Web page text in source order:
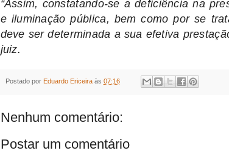
“Assim, constatando-se a deficiência na
e iluminação pública, bem como por se
deve ser determinada a sua efetiva
juiz.
Postado por Eduardo Ericeira às 07:16
Nenhum comentário:
Postar um comentário